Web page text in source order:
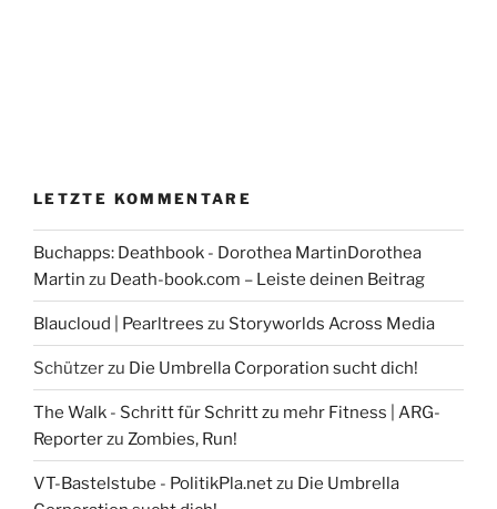
LETZTE KOMMENTARE
Buchapps: Deathbook - Dorothea MartinDorothea
Martin zu Death-book.com – Leiste deinen Beitrag
Blaucloud | Pearltrees zu Storyworlds Across Media
Schützerzu Die Umbrella Corporation sucht dich!
The Walk - Schritt für Schritt zu mehr Fitness | ARG-
Reporterzu Zombies, Run!
VT-Bastelstube - PolitikPla.netzu Die Umbrella